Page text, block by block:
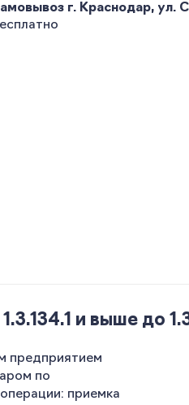
г. Краснодар, ул.
и выше до
предприятием
по
приемка